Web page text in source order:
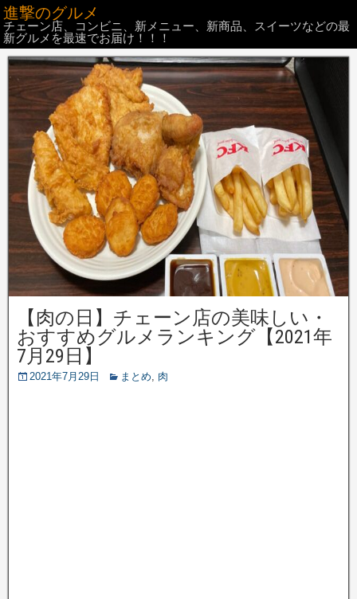
進撃のグルメ
チェーン店、コンビニ、新メニュー、新商品、スイーツなどの最
新グルメを最速でお届け！！！
【肉の日】チェーン店の美味しい・
おすすめグルメランキング【2021年
7月29日】
2021年7月29日 まとめ, 肉